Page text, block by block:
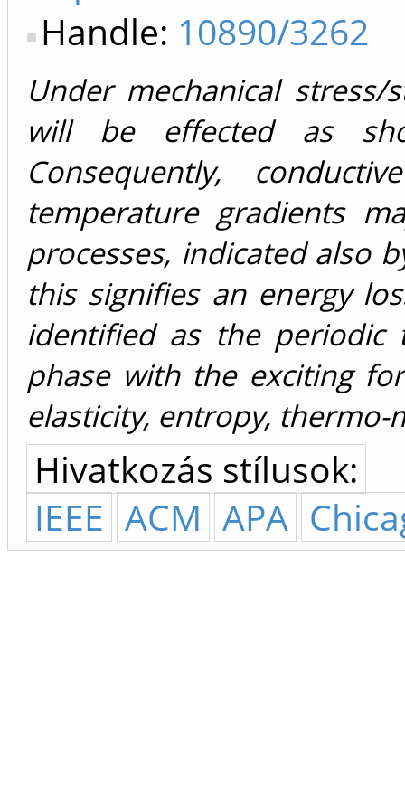
Handle: 10890/3262
Under mechanical
will be effected as
Consequently,
temperature gradients
processes, indicated also
this signifies an energy
identified as the periodic
phase with the exciting
elasticity, entropy, thermo-
Hivatkozás stílusok:
IEEE ACM APA